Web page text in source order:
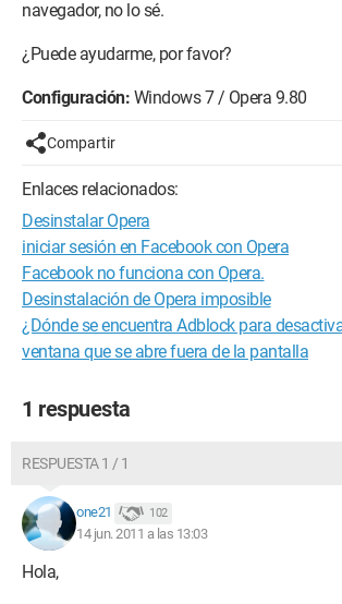
navegador, no lo sé.
¿Puede ayudarme, por favor?
Configuración: Windows 7 / Opera 9.80
Compartir
Enlaces relacionados:
Desinstalar Opera
iniciar sesión en Facebook con Opera
Facebook no funciona con Opera.
Desinstalación de Opera imposible
¿Dónde se encuentra Adblock para
ventana que se abre fuera de la pantalla
1 respuesta
RESPUESTA 1 / 1
one21 102
14 jun. 2011 a las 13:03
Hola,